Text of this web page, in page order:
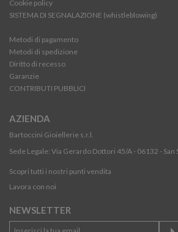
Cookie policy
SISTEMA DI SEGNALAZIONE (whistleblowing)
Metodi di pagamento
Metodi di spedizione
Diritto di recesso
Garanzie
CONTRIBUTI PUBBLICI
AZIENDA
Bartoccini Gioiellerie s.r.l.
Sede Legale: Via Gerardo Dottori 45/A - 06132 - San
Scopri tutti i nostri punti vendita
Lavora con noi
NEWSLETTER